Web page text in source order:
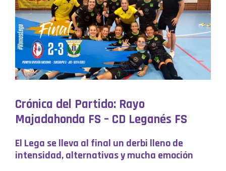
Crónica del Partido: Rayo
Majadahonda FS – CD Leganés FS
El Lega se lleva al final un derbi lleno de
intensidad, alternativas y mucha emoción